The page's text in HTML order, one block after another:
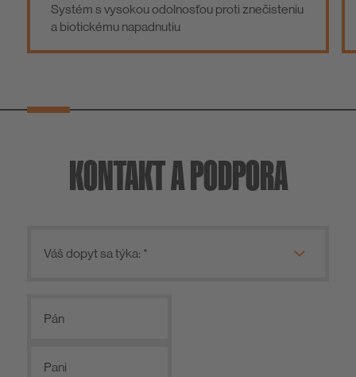
s vysokou odolnosťou proti znečisteniu
biotickému napadnutiu
KONTAKT A PODPORA
Pán
Pani